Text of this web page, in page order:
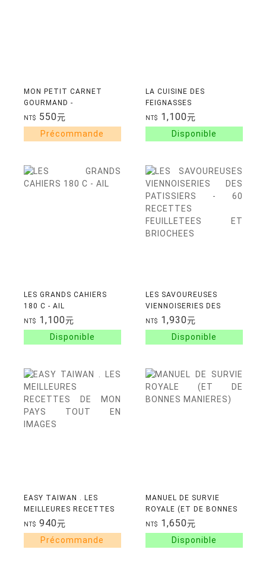
MON PETIT CARNET
GOURMAND -
PATISSERIES MAISON
NT$ 550元
LA CUISINE DES
FEIGNASSES
NT$ 1,100元
LES GRANDS CAHIERS
180 C - AIL
NT$ 1,100元
LES SAVOUREUSES
VIENNOISERIES DES
PATISSIERS - 60
RECETTES FEUILLETEES
ET BRIOCHEES
NT$ 1,930元
EASY TAIWAN . LES
MEILLEURES RECETTES
DE MON PAYS TOUT EN
IMAGES
NT$ 940元
MANUEL DE SURVIE
ROYALE (ET DE BONNES
MANIERES)
NT$ 1,650元